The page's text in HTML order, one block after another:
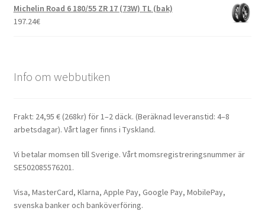
Michelin Road 6 180/55 ZR 17 (73W) TL (bak)
197.24€
Info om webbutiken
Frakt: 24,95 € (268kr) för 1–2 däck. (Beräknad leveranstid: 4–8
arbetsdagar). Vårt lager finns i Tyskland.
Vi betalar momsen till Sverige. Vårt momsregistreringsnummer är
SE502085576201.
Visa, MasterCard, Klarna, Apple Pay, Google Pay, MobilePay,
svenska banker och banköverföring.